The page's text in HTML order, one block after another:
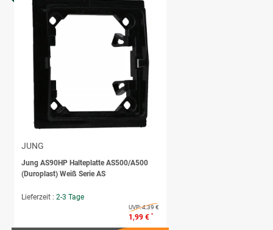
JUNG
Jung AS90HP Halteplatte AS500/A500
(Duroplast) Weiß Serie AS
Lieferzeit : 2-3 Tage
UVP:4,39 €
1,99 € *